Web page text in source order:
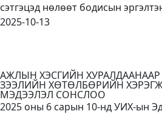
сэтгэцэд нөлөөт бодисын
2025-10-13
АЖЛЫН ХЭСГИЙН
ЗЭЭЛИЙН ХӨТӨЛБӨРИЙН
МЭДЭЭЛЭЛ СОНСЛОО
2025 оны 6 сарын 10-нд УИХ-ын